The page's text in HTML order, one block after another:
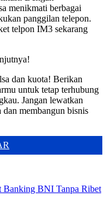
menikmati berbagai
panggilan telepon.
telpon IM3 sekarang
dan kuota! Berikan
untuk tetap terhubung
Jangan lewatkan
membangun bisnis
Banking BNI Tanpa Ribet